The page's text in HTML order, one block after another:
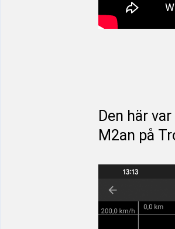
Den här
M2an på